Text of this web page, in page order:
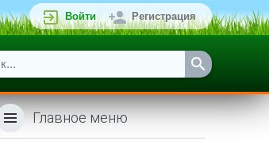
Войти Регистрация
Главное меню